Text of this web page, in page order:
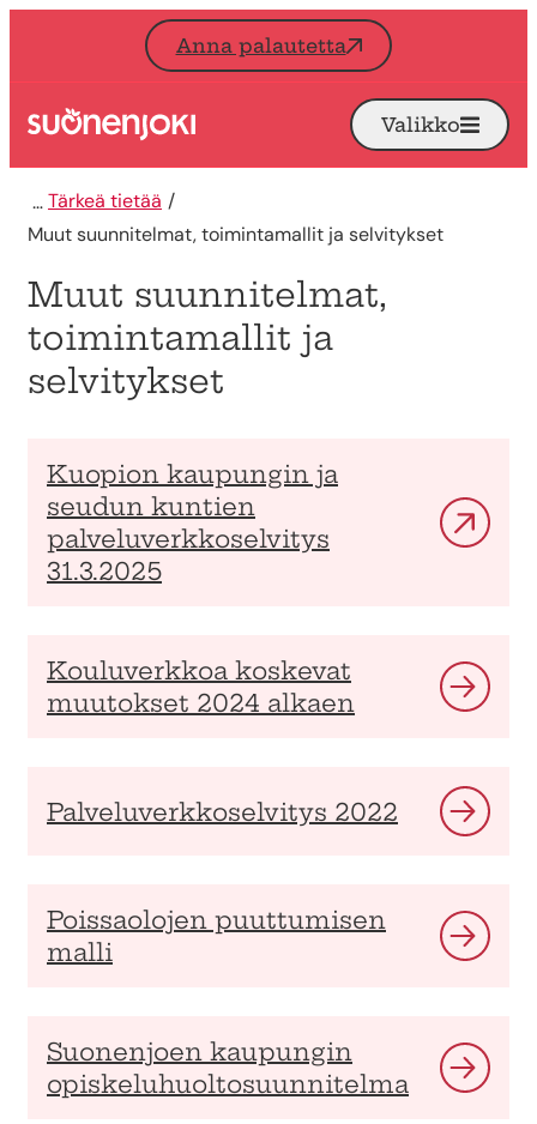
Siirry sisältöön
Anna palautetta
Etusivu Avaa
Valikko
Tärkeä tietää
Muut suunnitelmat, toimintamallit ja selvitykset
Muut suunnitelmat,
toimintamallit ja
selvitykset
Kuopion kaupungin ja
seudun kuntien
palveluverkkoselvitys
31.3.2025
Kouluverkkoa koskevat
muutokset 2024 alkaen
Palveluverkkoselvitys 2022
Poissaolojen puuttumisen
malli
Suonenjoen kaupungin
opiskeluhuoltosuunnitelma